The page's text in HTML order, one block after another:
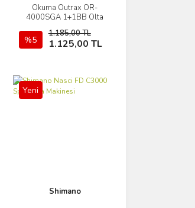
Okuma Outrax OR-
4000SGA 1+1BB Olta
%5
1.185,00 TL
1.125,00 TL
İncele
Sepete Ekle
Yeni
Shimano